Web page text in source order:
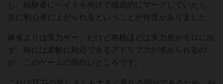
し、経験者にヘイトを向けて徹底的にマークしていたら、
先に初心者に上がられるということが何度かありました。
麻雀よりは実力ゲー、だけど将棋ほどは実力差がモロに出
ず、時には柔軟に対応できるアドリブ力が求められるの
が、このゲームの面白いところです。